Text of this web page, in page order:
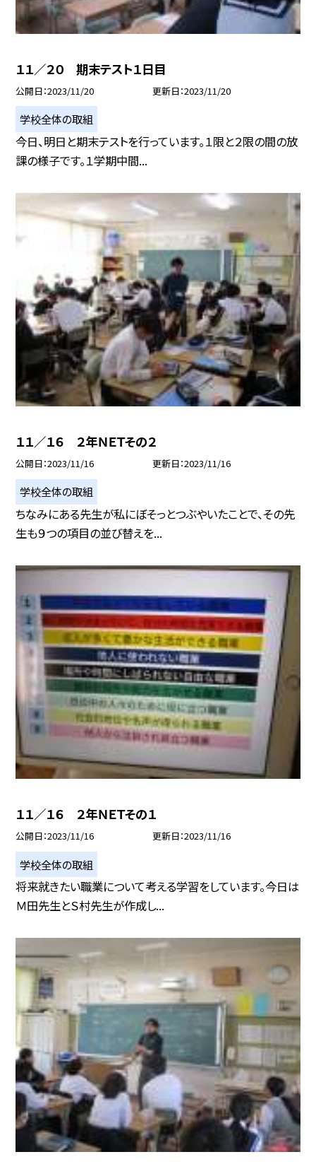
１１／２０ 期末テスト１日目
公開日 2023/11/20 更新日 2023/11/20
学校全体の取組
今日、明日と期末テストを行っています。１限と２限の間の放
課の様子です。１学期中間...
１１／１６ ２年ＮＥＴその２
公開日 2023/11/16 更新日 2023/11/16
学校全体の取組
ちなみにある先生が私にぼそっとつぶやいたことで、その先
生も９つの項目の並び替えを...
１１／１６ ２年ＮＥＴその１
公開日 2023/11/16 更新日 2023/11/16
学校全体の取組
将来就きたい職業について考える学習をしています。今日は
Ｍ田先生とＳ村先生が作成し...